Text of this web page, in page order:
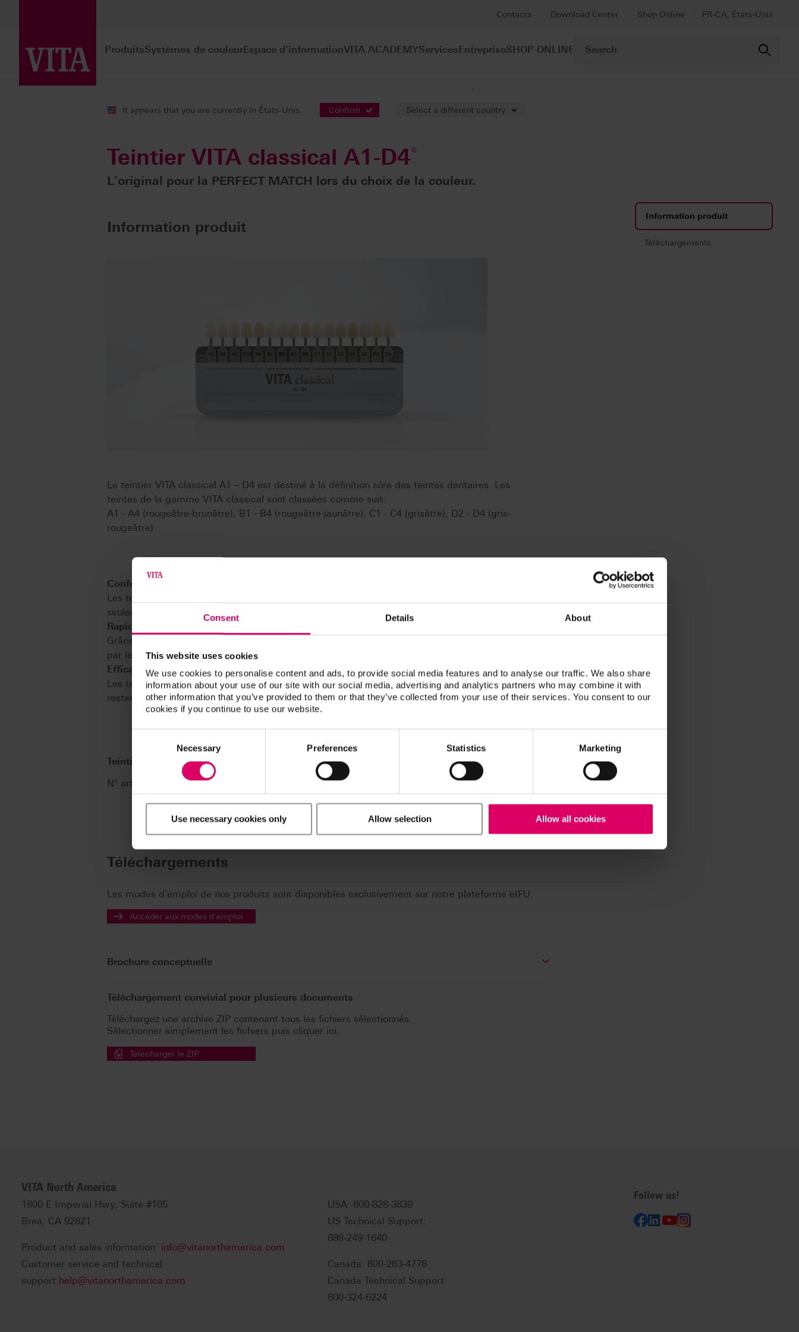
Consent Details About
This website uses cookies
We use cookies to personalise content and ads, to provide social media features and to analyse our traffic. We also share
information about your use of our site with our social media, advertising and analytics partners who may combine it with
other information that you’ve provided to them or that they’ve collected from your use of their services. You consent to our
cookies if you continue to use our website.
Necessary Preferences Statistics Marketing
Use necessary cookies only Allow selection Allow all cookies
Contacts Download Center Shop Online FR-CA, États-Unis
ProduitsSystèmes de couleurEspace d'informationVITA ACADEMYServicesEntrepriseSHOP ONLINE
It appears that you are currently in États-Unis. Confirm Select a different country
®
Teintier VITA classical A1-D4®
L'original pour la PERFECT MATCH lors du choix de la couleur.
Information produit
Téléchargements
Information produit
Le teintier VITA classical A1 – D4 est destiné à la définition sûre des teintes dentaires. Les
teintes de la gamme VITA classical sont classées comme suit:
A1 - A4 (rougeâtre-brunâtre), B1 - B4 (rougeâtre-jaunâtre), C1 - C4 (grisâtre), D2 - D4 (gris-
rougeâtre)
Confortable
Les teintiers pratiques permettent de mesurer la couleur exacte des dents en quelques étapes
seulement.
Rapide
Grâce à des teintiers standardisés, la couleur des dents peut être visualisée très rapidement
par le patient.
Efficacité
Les teintiers de référence permettent de vérifier facilement la fidélité chromatique des
restaurations.
Teintier VITA classical A1-D4
N° art. G027C
Téléchargements
Les modes d'emploi de nos produits sont disponibles exclusivement sur notre plateforme eIFU.
Accéder aux modes d'emploi
Brochure conceptuelle
Téléchargement convivial pour plusieurs documents
Téléchargez une archive ZIP contenant tous les fichiers sélectionnés.
Sélectionner simplement les fichiers puis cliquer ici.
Télécharger le ZIP
VITA North America
1800 E Imperial Hwy, Suite #105
Brea, CA 92821
Product and sales information: info@vitanorthamerica.com
Customer service and technical
support:help@vitanorthamerica.com
USA: 800-828-3839
US Technical Support:
888-249-1640
Canada: 800-263-4778
Canada Technical Support:
800-324-6224
Follow us!